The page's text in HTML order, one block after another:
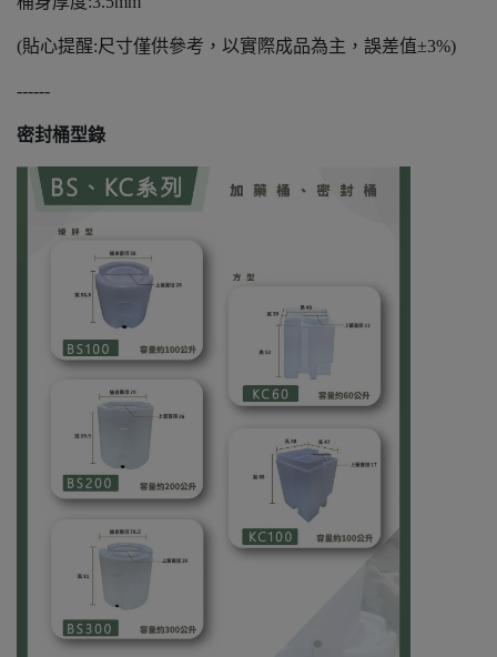
(貼心提醒:尺寸僅供參考，以實際成品為主，誤差值±3%)
------
密封桶型錄